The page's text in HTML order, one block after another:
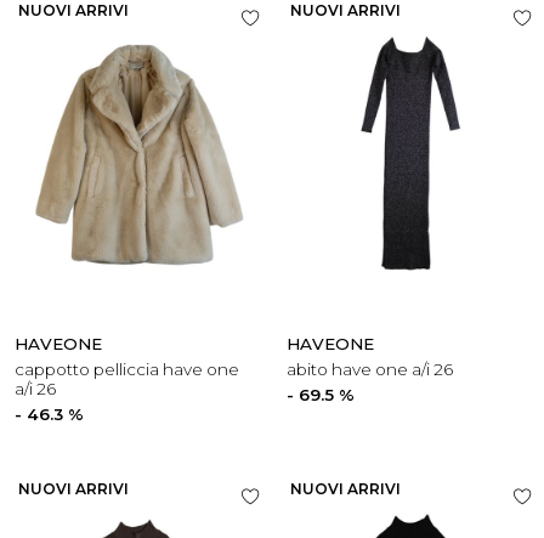
NUOVI ARRIVI
HAVEONE
cappotto pelliccia have one
a/i 26
- 46.3 %
NUOVI ARRIVI
HAVEONE
abito have one a/i 26
- 69.5 %
NUOVI ARRIVI NUOVI ARRIVI